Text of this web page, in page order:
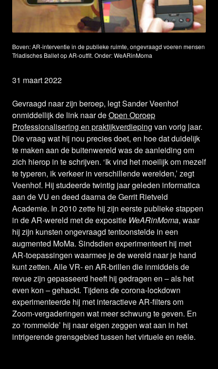
Boven: AR-interventie in de publieke ruimte, ongevraagd voeren mensen
Triadisches Ballet op AR-outfit. Onder: WeARinMoma
31 maart 2022
Gevraagd naar zijn beroep, legt Sander Veenhof
onmiddellijk de link naar deOpen Oproep
Professionalisering en praktijkverdieping van vorig jaar.
Die vraag wat hij nou precies doet, en hoe dat duidelijk
te maken aan de buitenwereld was de aanleiding om
zich hierop in te schrijven. ‘Ik vind het moeilijk om mezelf
te typeren, ik verkeer in verschillende werelden,’ zegt
Veenhof. Hij studeerde twintig jaar geleden informatica
aan de VU en deed daarna de Gerrit Rietveld
Academie. In 2010 zette hij zijn eerste publieke stappen
in de AR-wereld met de expositie WeARinMoma, waar
hij zijn kunsten ongevraagd tentoonstelde in een
augmented MoMa. Sindsdien experimenteert hij met
AR-toepassingen waarmee je de wereld naar je hand
kunt zetten. Alle VR- en AR-brillen die inmiddels de
revue zijn gepasseerd heeft hij gedragen en – als het
even kon – gehackt. Tijdens de corona-lockdown
experimenteerde hij met interactieve AR-filters om
Zoom-vergaderingen wat meer schwung te geven. En
zo ‘rommelde’ hij naar eigen zeggen wat aan in het
intrigerende grensgebied tussen het virtuele en reële.